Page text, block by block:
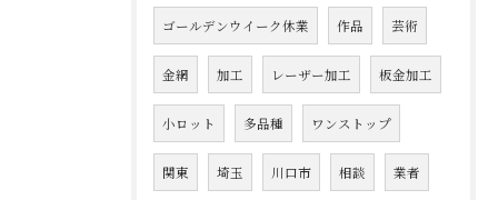
ゴールデンウイーク休業 作品 芸術
金網 加工 レーザー加工 板金加工
小ロット 多品種 ワンストップ
関東 埼玉 川口市 相談 業者